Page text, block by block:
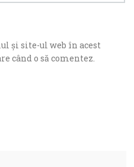
și site-ul web în acest
când o să comentez.